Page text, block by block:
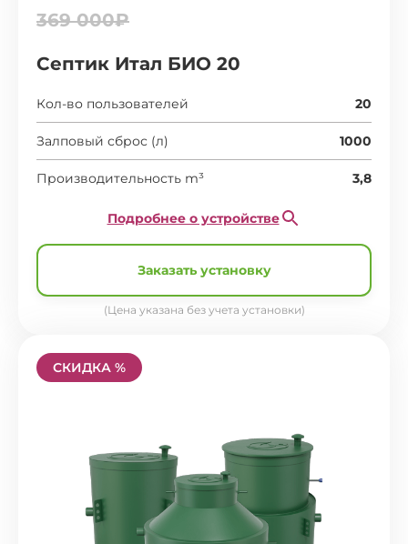
369 000₽
Септик Итал БИО 20
Кол-во пользователей 20
Залповый сброс (л) 1000
Производительность m³ 3,8
Подробнее о устройстве
Заказать установку
(Цена указана без учета установки)
СКИДКА %